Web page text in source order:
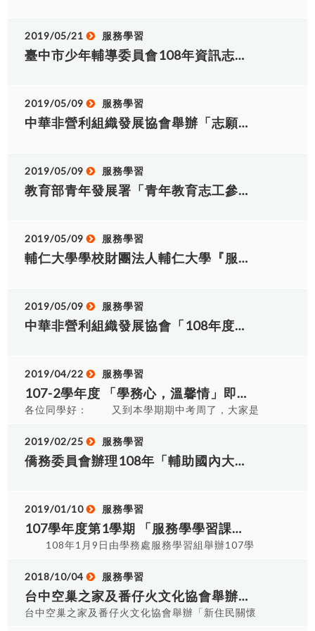
四、如運用單位因高齡化、軟硬體設備不足等無法
以線上申請者，得依申請案件應行注意事項（附件
4）以紙本掃描（電子檔）上傳辦理，並請轉知所轄
福利獎勵事蹟表以A4紙直放（如附件6），又為利
服務時數計算，115年度志工獎勵服務時數計算起
姓名」，應與其所持護照或英文畢業證書上所載名
字拼法相同，以利日後出國就學或就業使用。無護
natrsingleform-1.html）翻譯。 六、所送資料請運
用單位於線上系統詳實填列，並核對志工資料之正
確性，請地方目的事業主管機關、運用單位為本部
函送申請獎勵之（可編輯）電子檔清冊（如附件7）
報部辦理，本案以公文發文日期或郵戳為憑，逾期
機關辦理，另上開附件 檔案同步公告於本部「志願
服務資訊網」最新消息
（https://vol.mohw.gov.tw/vol2/news/index），
事項辦理，以掌握時效。
報名參加，包括「祥和小隊」志工、國小(三年級以
上)、國高中、大專校院學生及社會人士。 九、活動
費用：全程免費。 十、報名日期：即日起至114年7
(www.chinesenpo.org.tw)，點選「活動專區」
→「志工培訓專區」→「【志工培訓】114.7.19(星
0900-1200，1330-1800)，非辦公時間恕不受理。
十三、 實施方式：邀請學者專家，進行6 小時演講
四、 注意事項： 1. 請珍惜開放名額，報名後因故無
法參加，請於活動前一周來電告知取消，讓候補名
額能如期參與。 2. 錄取名單與行前通知，將於活動
40分鐘以上，恕不發給結業證書，請學員務必遵守
配合，謝謝。 4. 請攜帶兩吋相片1張(近期照為佳，
保，落實愛護地球理念，本會中餐以蔬食自助餐的
方式提供，請自行準備環保碗、環保筷，並攜帶
筆、環保杯與會，謝謝您的合作！。 6. 上課地點為
他人健康。 7. 本計畫奉核可後實施之，如有未盡事
宜，得依實際情形修正之。 十五、 交通方式： 大
里區長榮里活動中心(大里樂活館3樓) 位置圖公車：
民德芳路口」站：公車可搭乘路線如下，131、285
副線、綠3。 「中興大里路口」站：公車可搭乘路
線如下，39、107、107 延、108、132、158、
6742A 經南投高中、6871。 機車：大樓前與側邊
設有免費機車停車格，數量有限。汽車：從國道三
號或74快速道路下交流道：下「大里二」出口（32
專業課程融入服務學習成果競賽佳作 蔡女齡 5 指
導人資二甲榮獲專業課程融入服務學習成果競賽佳
8 第一名 電機一甲 BD107030 李冠毅 9
BD107026 田韋成 10 BD107031 施柏睿 11 第
二名 觀光二甲 BG106021 唐欣 12 BG106022 林
BT106006 鄭棋云 17 BT106007 施珮諭 18
BT106008 袁善柔 19 佳作 四技共同科二年四班
BX106111 李健豪 24 BX106072 黃湘婷 25
BX106071 徐雨暄 26 人資二甲 BI106034 林俊佑
果競賽前3名及佳作 序號 名次 指導老師 1 指導電
機一甲榮獲大一服務學習成果競賽第一名 劉國華 2
指導數媒一甲榮獲大一服務學習成果競賽第二名 傅
果競賽佳作 王福順 5 指導應英一甲榮獲大一服務
學習成果競賽佳作 陳淑貞 6 指導機械一甲榮獲大
一服務學習成果競賽佳作 李宗乙 7 名次 班級 學號
BD107048 陳瑋鈞 10 第二名 數媒一甲
BK107079 朱亮穎 11 BK107028 石念祖 12
林洪妤 15 BX107078 鄭毓芸 16 BX107061 吳
珮蓁 17 BX107062 林芸卉 18 應英一甲
BT107037 陳佳莉 19 BT107033 徐欣儀 20
BT107017 周昱婷 21 BT107041 張雅茹 22 機
24 BA107017 黃泰逸 25 BA107058 賴祈安
2019/05/21 服務學習
臺中市少年輔導委員會108年資訊志工招募簡章、報名表、課程表及志工招募網頁QRcode各1份，敬邀本校學生報名參加
2019/05/09 服務學習
中華非營利組織發展協會舉辦「志願服務基礎訓練及志願服務特殊訓練-社會福利類」，竟邀本校師生報名參加。
2019/05/09 服務學習
教育部青年發展署「青年教育志工參與服務計畫」，並鼓勵本校志工團隊組隊申請。
2019/05/09 服務學習
輔仁大學學校財團法人輔仁大學『服務學習專業課程分享會「服務學習課程 老師在忙甚麼 1」』，竟邀本校師生參與。
2019/05/09 服務學習
中華非營利組織發展協會「108年度偏鄉小學暑假營隊」招募志工服務，敬邀本校學生參加。
2019/04/22 服務學習
107-2學年度 「學務心，溫馨情」即日起至4/26日結束
各位同學好： 又到本學期期中考周了，大家是
學組捐２張尚未開獎的發票，即可喝到 熱咖啡一
杯 或 奶茶一杯 ，為各位同學的期中考加油打
氣 ！ ※每日數量有限，要來要快唷
2019/02/25 服務學習
僑務委員會辦理108年「輔助國內大專院校及民間團體赴東南亞僑校志願服務作業計畫」
2019/01/10 服務學習
107學年度第1學期 「服務學學習課程」成果競賽得獎名單。
108年1月9日由學務處服務學習組舉辦107學
幕，非常感謝各「大一服務學習課程」及「專業課
程融入服務學習」班級參與競賽，在此公布本次競
賽得獎名單，已表鼓勵。 大一服務學習課程： 第一
2018/10/04 服務學習
台中空巢之家及番仔火文化協會舉辦「新住民關懷暨志工培訓」，敬邀本校有意願師生報名參加。
台中空巢之家及番仔火文化協會舉辦「新住民關懷